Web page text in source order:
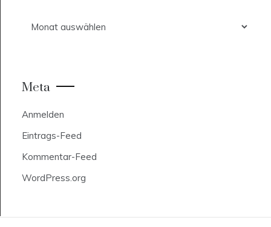
Meta
Anmelden
Eintrags-Feed
Kommentar-Feed
WordPress.org